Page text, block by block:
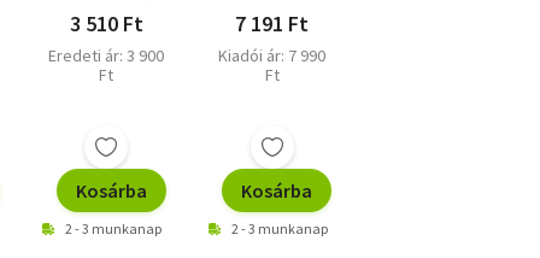
3 510 Ft
Eredeti ár: 3 900
Ft
Kosárba
2 - 3 munkanap
7 191 Ft
Kiadói ár: 7 990
Ft
Kosárba
2 - 3 munkanap